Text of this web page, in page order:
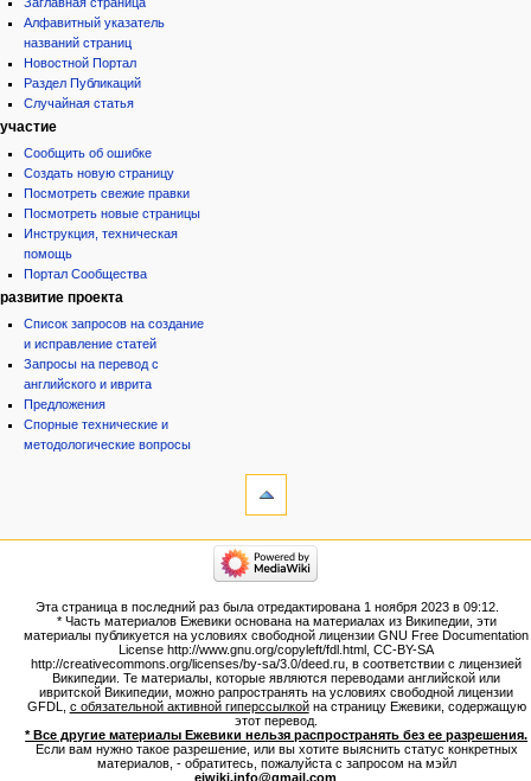
Заглавная страница
Алфавитный указатель
названий страниц
Новостной Портал
Раздел Публикаций
Случайная статья
участие
Сообщить об ошибке
Создать новую страницу
Посмотреть свежие правки
Посмотреть новые страницы
Инструкция, техническая
помощь
Портал Сообщества
развитие проекта
Список запросов на создание
и исправление статей
Запросы на перевод с
английского и иврита
Предложения
Спорные технические и
методологические вопросы
Версия
для
Постоянная
ссылка
Сведения
о странице
категории
Народ
Проекты
Проекты/Участники/
дополнения
Публикации:Авторы
Публикации:Статьи по типу
Темы
ежевиковый куст
ЕжеВиКа,Еврейская Вики-
Эта страница в последний раз была отредактирована 1 ноября 2023 в 09:12.
* Часть материалов Ежевики основана на материалах из Википедии, эти
материалы публикуется на условиях свободной лицензии GNU Free Documentation
License http://www.gnu.org/copyleft/fdl.html, CC-BY-SA
http://creativecommons.org/licenses/by-sa/3.0/deed.ru, в соответствии с лицензией
Википедии. Те материалы, которые являются переводами английской или
ивритской Википедии, можно рапространять на условиях свободной лицензии
GFDL, с обязательной активной гиперссылкойна страницу Ежевики, содержащую
этот перевод.
* Все другие материалы Ежевики нельзя распространять без ее разрешения.
Если вам нужно такое разрешение, или вы хотите выяснить статус конкретных
материалов, - обратитесь, пожалуйста с запросом на мэйл
ejwiki.info@gmail.com